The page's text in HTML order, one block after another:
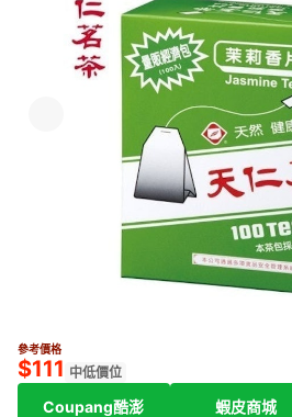
參考價格
$111 中低價位
Coupang酷澎 蝦皮商城